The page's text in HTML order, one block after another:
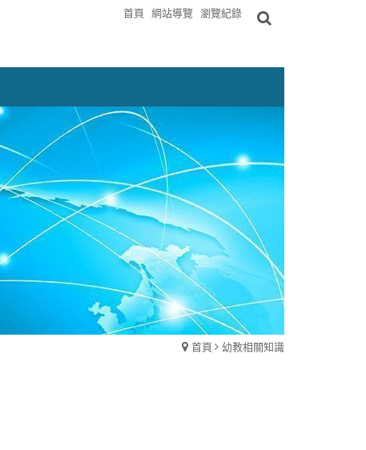
首頁 網站導覽 瀏覽紀錄
首頁 幼教相關知識